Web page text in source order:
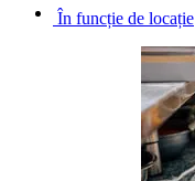
În funcție de locație